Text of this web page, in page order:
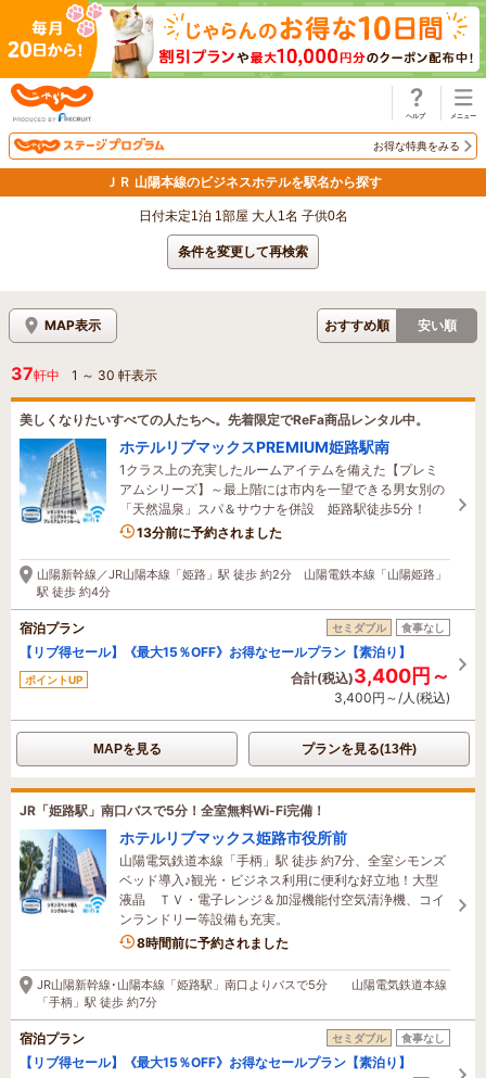
お得な特典をみる
ＪＲ 山陽本線のビジネスホテルを駅名から探す
日付未定1泊 1部屋 大人1名 子供0名
条件を変更して再検索
MAP表示 おすすめ順 安い順
37軒中 1 ～ 30 軒表示
美しくなりたいすべての人たちへ。先着限定でReFa商品レンタル中。
ホテルリブマックスPREMIUM姫路駅南
1クラス上の充実したルームアイテムを備えた【プレミ
アムシリーズ】～最上階には市内を一望できる男女別の
「天然温泉」スパ＆サウナを併設 姫路駅徒歩5分！
7名がこの宿を見ています
13分前に予約されました
山陽新幹線／JR山陽本線「姫路」駅 徒歩 約2分 山陽電鉄本線「山陽姫路」
駅 徒歩 約4分
宿泊プラン セミダブル 食事なし
【リブ得セール】《最大15％OFF》お得なセールプラン【素泊り】
ポイントUP 合計(税込)3,400円～
3,400円～/人(税込)
MAPを見る プランを見る(13件)
JR「姫路駅」南口バスで5分！全室無料Wi-Fi完備！
ホテルリブマックス姫路市役所前
山陽電気鉄道本線「手柄」駅 徒歩 約7分、全室シモンズ
ベッド導入♪観光・ビジネス利用に便利な好立地！大型
液晶 ＴＶ・電子レンジ＆加湿機能付空気清浄機、コイ
ンランドリー等設備も充実。
8時間前に予約されました
JR山陽新幹線･山陽本線「姫路駅」南口よりバスで5分 山陽電気鉄道本線
「手柄」駅 徒歩 約7分
宿泊プラン セミダブル 食事なし
【リブ得セール】《最大15％OFF》お得なセールプラン【素泊り】